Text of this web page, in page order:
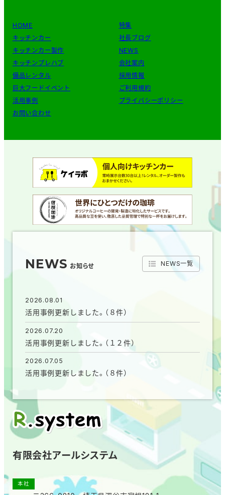
有限会社アールシステム
本社
NEWS お知らせ NEWS一覧
2026.08.01
活用事例更新しました。（８件）
2026.07.20
活用事例更新しました。（１２件）
2026.07.05
活用事例更新しました。（８件）
HOME
キッチンカー
キッチンカー製作
キッチンプレハブ
備品レンタル
巨大フードイベント
活用事例
お問い合わせ
特集
社長ブログ
NEWS
会社案内
採用情報
ご利用規約
プライバシーポリシー